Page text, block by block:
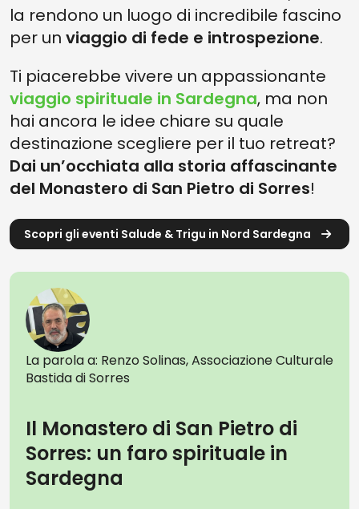
la rendono un luogo di incredibile fascino
per un viaggio di fede e introspezione.
Ti piacerebbe vivere un appassionante
viaggio spirituale in Sardegna, ma non
hai ancora le idee chiare su quale
destinazione scegliere per il tuo retreat?
Dai un’occhiata alla storia affascinante
del Monastero di San Pietro di Sorres!
Scopri gli eventi Salude & Trigu in Nord Sardegna
La parola a: Renzo Solinas, Associazione Culturale
Bastida di Sorres
Il Monastero di San Pietro di
Sorres: un faro spirituale in
Sardegna